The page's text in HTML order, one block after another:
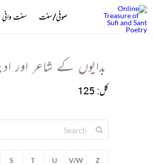
بدایوں کے شاعر اور
کل: 125
S T U V/W Z
صوفی/سنت سنت وانی